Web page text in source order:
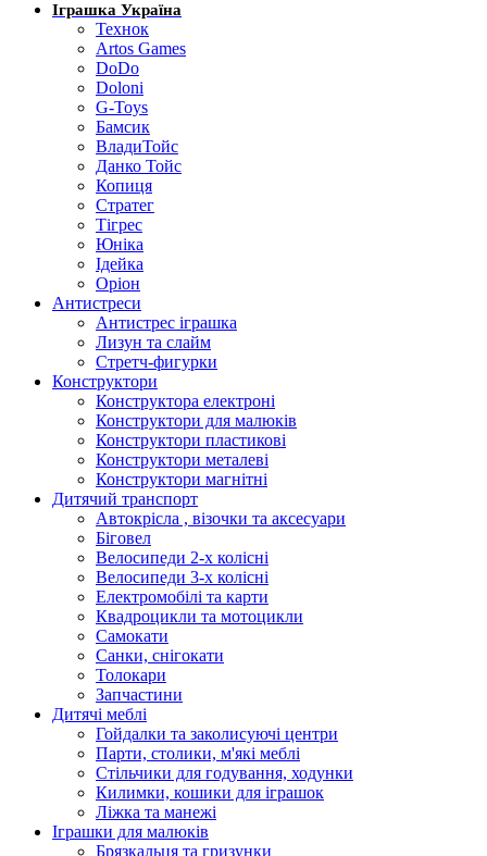
Іграшка Україна
Технок
Artos Games
DoDo
Doloni
G-Toys
Бамсик
ВладиТойс
Данко Тойс
Копиця
Стратег
Тігрес
Юніка
Ідейка
Оріон
Антистреси
Антистрес іграшка
Лизун та слайм
Стретч-фигурки
Конструктори
Конструктора електроні
Конструктори для малюків
Конструктори пластикові
Конструктори металеві
Конструктори магнітні
Дитячий транспорт
Автокрісла , візочки та аксесуари
Біговел
Велосипеди 2-х колісні
Велосипеди 3-х колісні
Електромобілі та карти
Квадроцикли та мотоцикли
Самокати
Санки, снігокати
Толокари
Запчастини
Дитячі меблі
Гойдалки та заколисуючі центри
Парти, столики, м'які меблі
Стільчики для годування, ходунки
Килимки, кошики для іграшок
Ліжка та манежі
Іграшки для малюків
Брязкальця та гризунки